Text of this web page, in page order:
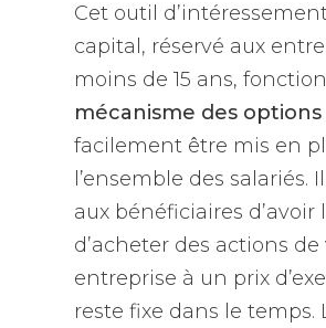
Cet outil
capital, réservé aux
moins de 15 ans,
mécanisme des options
facilement être mis en
l’ensemble des salariés.
aux bénéficiaires d’avoir
d’acheter des actions de
entreprise à un prix
reste fixe dans le temps.